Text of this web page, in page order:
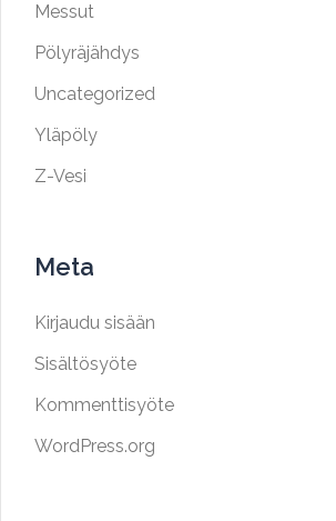
Messut
Pölyräjähdys
Uncategorized
Yläpöly
Z-Vesi
Meta
Kirjaudu sisään
Sisältösyöte
Kommenttisyöte
WordPress.org